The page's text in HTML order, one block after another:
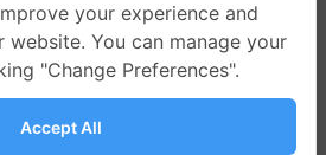
your experience and
website. You can manage your
"Change Preferences".
Accept All